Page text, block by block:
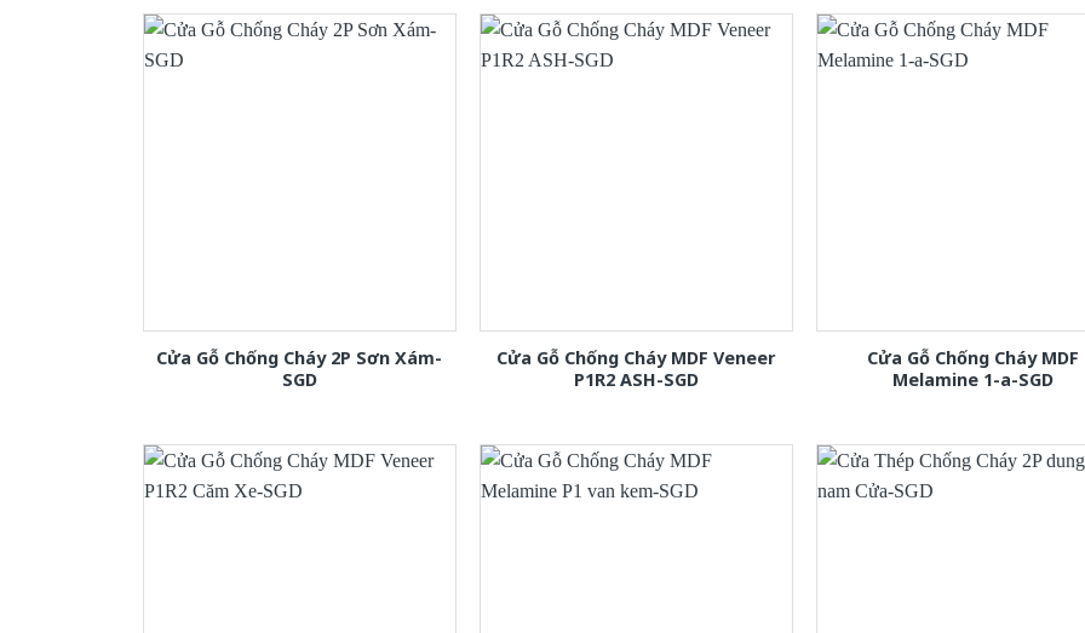
Cửa Gỗ Chống Cháy 2P Sơn Xám-
SGD
Cửa Gỗ Chống Cháy MDF Veneer
P1R2 ASH-SGD
Cửa Gỗ Chống Cháy MDF
Melamine 1-a-SGD